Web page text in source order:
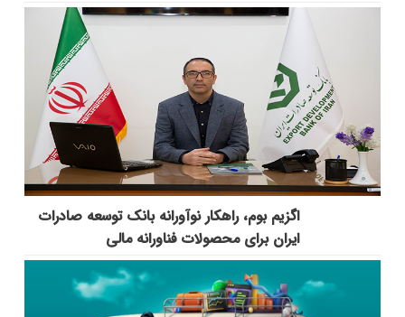
اگزیم بوم، راهکار نوآورانه بانک توسعه صادرات
ایران برای محصولات فناورانه مالی